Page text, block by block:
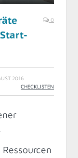
0
2016
CHECKLISTEN